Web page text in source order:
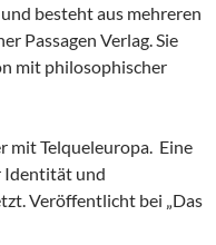
besteht aus mehreren
Passagen Verlag. Sie
mit philosophischer
mit Telqueleuropa. Eine
Identität und
Veröffentlicht bei „Das